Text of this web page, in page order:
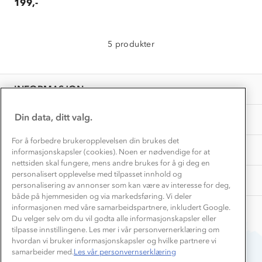
199,-
5 produkter
INFORMASJON
Kundeklubb
Presse
OM OSS
Samarbeide med oss?
TIPS OG RÅD
Store størrelser
Turmat oppskrifter
Beredskap
AKTIVITETER
Få turinspirasjon og tips her⛰
Overnatte utendørs⛺
Leirskole 🥾
Barnehageansatt
Tips til hyttetur
Din data, ditt valg.
For å forbedre brukeropplevelsen din brukes det
informasjonskapsler (cookies). Noen er nødvendige for at
nettsiden skal fungere, mens andre brukes for å gi deg en
personalisert opplevelse med tilpasset innhold og
personalisering av annonser som kan være av interesse for deg,
både på hjemmesiden og via markedsføring. Vi deler
informasjonen med våre samarbeidspartnere, inkludert Google.
Du velger selv om du vil godta alle informasjonskapsler eller
tilpasse innstillingene. Les mer i vår personvernerklæring om
hvordan vi bruker informasjonskapsler og hvilke partnere vi
samarbeider med.Les vår personvernserklæring